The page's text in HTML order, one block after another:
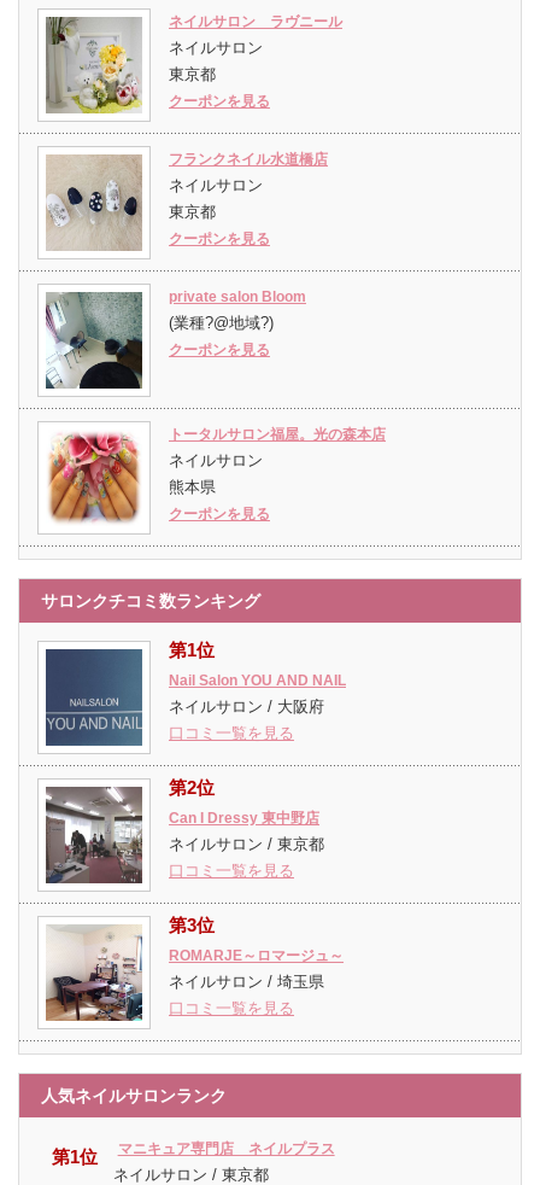
ネイルサロン ラヴニール
ネイルサロン
東京都
クーポンを見る
フランクネイル水道橋店
ネイルサロン
東京都
クーポンを見る
private salon Bloom
(業種?@地域?)
クーポンを見る
トータルサロン福屋。光の森本店
ネイルサロン
熊本県
クーポンを見る
サロンクチコミ数ランキング
第1位
Nail Salon YOU AND NAIL
ネイルサロン / 大阪府
口コミ一覧を見る
第2位
Can I Dressy 東中野店
ネイルサロン / 東京都
口コミ一覧を見る
第3位
ROMARJE～ロマージュ～
ネイルサロン / 埼玉県
口コミ一覧を見る
人気ネイルサロンランク
第1位 マニキュア専門店 ネイルプラス
ネイルサロン / 東京都